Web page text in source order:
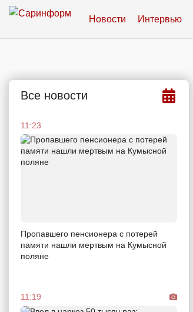
Новости Интервью
Все новости
11:23
Пропавшего пенсионера с потерей
памяти нашли мертвым на Кумысной
поляне
11:19